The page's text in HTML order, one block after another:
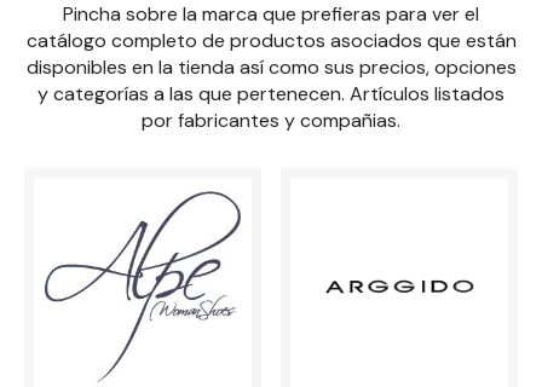
Pincha sobre la marca que prefieras para ver el
catálogo completo de productos asociados que están
disponibles en la tienda así como sus precios, opciones
y categorías a las que pertenecen. Artículos listados
por fabricantes y compañias.